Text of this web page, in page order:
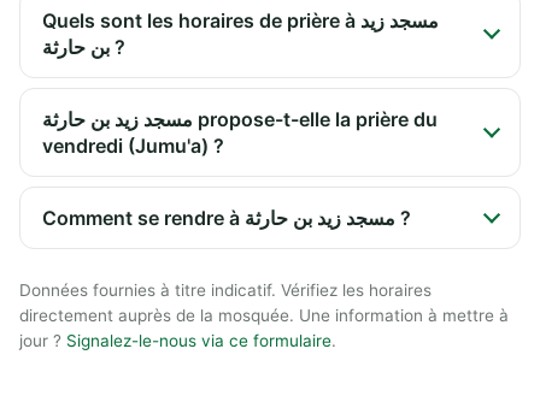
Quels sont les horaires de prière à مسجد زيد
بن حارثة ?
مسجد زيد بن حارثة propose-t-elle la prière du
vendredi (Jumu'a) ?
Comment se rendre à مسجد زيد بن حارثة ?
Données fournies à titre indicatif. Vérifiez les horaires
directement auprès de la mosquée. Une information à mettre à
jour ? Signalez-le-nous via ce formulaire.